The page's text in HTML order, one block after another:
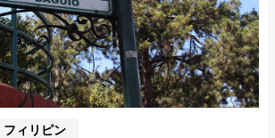
フィリピン